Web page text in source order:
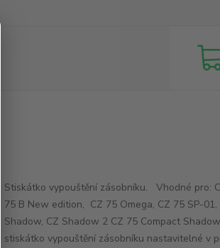
Stiskátko vypouštění zásobníku. Vhodné pro:
75 B New edition, CZ 75 Omega, CZ 75 SP-01,
Shadow, CZ Shadow 2 CZ 75 Compact
stiskátko vypouštění zásobníku nastavitelné v